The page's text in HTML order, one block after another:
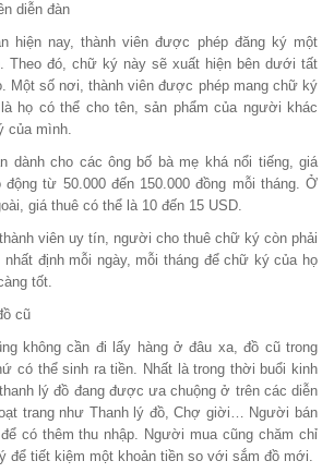
diễn đàn
hiện nay, thành viên được phép đăng ký một
Theo đó, chữ ký này sẽ xuất hiện bên dưới tất
Một số nơi, thành viên được phép mang chữ ký
họ có thể cho tên, sản phẩm của người khác
của mình.
dành cho các ông bố bà mẹ khá nổi tiếng, giá
từ 50.000 đến 150.000 đồng mỗi tháng. Ở
giá thuê có thể là 10 đến 15 USD.
viên uy tín, người cho thuê chữ ký còn phải
định mỗi ngày, mỗi tháng để chữ ký của họ
tốt.
cũ
không cần đi lấy hàng ở đâu xa, đồ cũ trong
có thể sinh ra tiền. Nhất là trong thời buổi kinh
lý đồ đang được ưa chuộng ở trên các diễn
trang như Thanh lý đồ, Chợ giời… Người bán
có thêm thu nhập. Người mua cũng chăm chỉ
để tiết kiệm một khoản tiền so với sắm đồ mới.